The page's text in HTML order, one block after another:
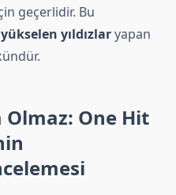
geçerlidir. Bu
yükselen yıldızlaryapan
Olmaz: One Hit